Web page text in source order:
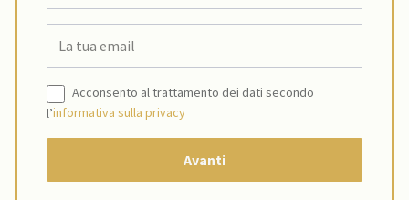
Acconsento al trattamento dei dati secondo
l’informativa sulla privacy